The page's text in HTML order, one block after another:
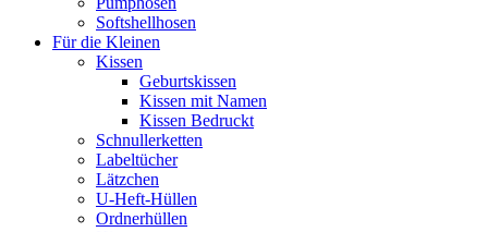
Softshellhosen
Für die Kleinen
Kissen
Geburtskissen
Kissen mit Namen
Kissen Bedruckt
Schnullerketten
Labeltücher
Lätzchen
U-Heft-Hüllen
Ordnerhüllen